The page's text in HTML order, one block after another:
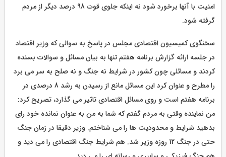
امنیت با آنها برخورد شود نه اینکه جلوی قوت 98 درصد دیگر از مردم
گرفته شود.
سخنگوی کمیسیون اقتصادی مجلس در پاسخ به سوالی که وزیر اقتصاد
در جلسه ارائه گزارش برنامه هفتم تنها به بیان مسائل و سوالات بسنده
کردند و مسائلی چون کشور در شرایط نه جنگ و نه صلح به سر می برد
را مطرح و عنوان کرد این مسائل مانع از رسیدن به رشد 8 درصدی در
برنامه هفتم است و روی مسائل اقتصادی تاثیر می گذارد، تصریح کرد:
من نماینده وقتی به مردم گفتم که شما به من به عنوان نمانده خود رای
بدهید شرایط و محدودیت ها را می شناختم. وزیر دقیقا در زمان جنگ
حتی در جنگ 12 روزه وزیر شد. هم شرایط جنگ اقتصادی را می دید و